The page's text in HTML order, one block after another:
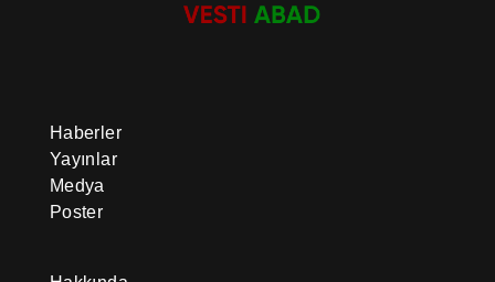
Haberler
Yayınlar
Medya
Poster